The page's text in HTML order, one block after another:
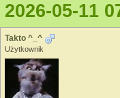
2026-05-11
Takto ^_^
Użytkownik